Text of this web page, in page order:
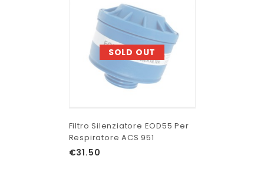
SOLD OUT
Filtro Silenziatore EOD55 Per
Respiratore ACS 951
€31.50